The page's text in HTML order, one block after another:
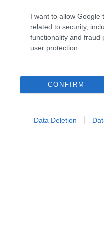
I want to allow Google
related to security,
functionality and fraud
user protection.
CONFIRM
Data Deletion